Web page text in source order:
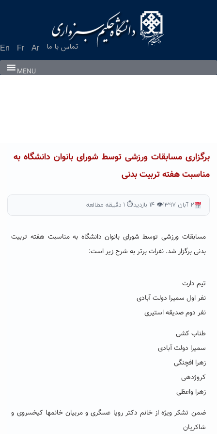
En Fr Ar تماس با ما
MENU
برگزاری مسابقات ورزشی توسط شورای بانوان دانشگاه به
مناسبت هفته تربیت بدنی
۲ آبان ۱۳۹۷ 👁 ۱۴ بازدید ⏱ ۱ دقیقه مطالعه
مسابقات ورزشی توسط شورای بانوان دانشگاه به مناسبت هفته تربیت
بدنی برگزار شد. نفرات برتر به شرح زیر است:
تیم دارت
نفر اول سمیرا دولت آبادی
نفر دوم صدیقه استیری
طناب کشی
سمیرا دولت آبادی
زهرا افچنگی
کروژدهی
زهرا واعظی
ضمن تشکر ویژه از خانم دکتر رویا عسگری و مربیان خانمها کیخسروی و
شاکریان